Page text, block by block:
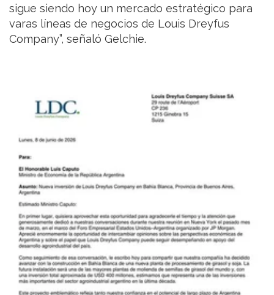
sigue siendo hoy un mercado estratégico para
varas líneas de negocios de Louis Dreyfus
Company”, señaló Gelchie.